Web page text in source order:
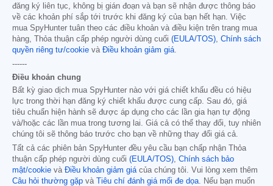
đăng ký liên tục, không bị gián đoạn và bạn sẽ nhận được thông báo
về các khoản phí sắp tới trước khi đăng ký của bạn hết hạn. Việc
mua SpyHunter tuân theo các điều khoản và điều kiện trên trang mua
hàng, Thỏa thuận cấp phép người dùng cuối (EULA/TOS), Chính sách
quyền riêng tư/cookie và Điều khoản giảm giá.
------
Điều khoản chung
Bất kỳ giao dịch mua SpyHunter nào với giá chiết khấu đều có hiệu
lực trong thời hạn đăng ký chiết khấu được cung cấp. Sau đó, giá
tiêu chuẩn hiện hành sẽ được áp dụng cho các lần gia hạn tự động
và/hoặc các lần mua trong tương lai. Giá cả có thể thay đổi, tuy nhiên
chúng tôi sẽ thông báo trước cho bạn về những thay đổi giá cả.
Tất cả các phiên bản SpyHunter đều yêu cầu bạn chấp nhận Thỏa
thuận cấp phép người dùng cuối (EULA/TOS), Chính sách bảo
mật/cookie và Điều khoản giảm giácủa chúng tôi. Vui lòng xem thêm
Câu hỏi thường gặp và Tiêu chí đánh giá mối đe dọa. Nếu bạn muốn